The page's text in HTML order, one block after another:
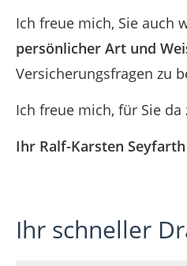
Ich freue mich, Sie auch
persönlicher Art und
Versicherungsfragen zu
Ich freue mich, für Sie da
Ihr Ralf-Karsten Seyfarth
Ihr schneller